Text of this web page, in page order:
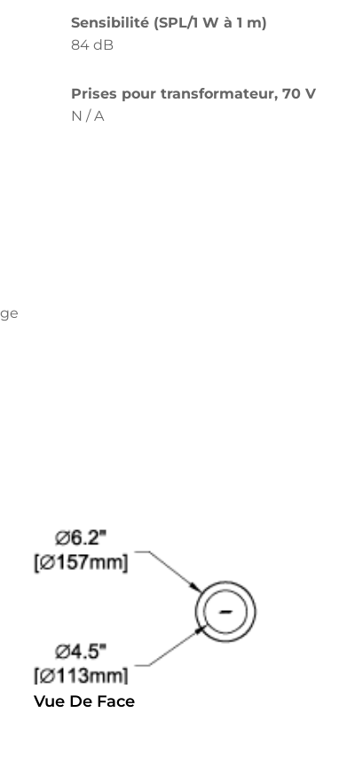
Sensibilité (SPL/1 W à 1 m)
84 dB
Prises pour transformateur, 70 V
N / A
Vue De Face